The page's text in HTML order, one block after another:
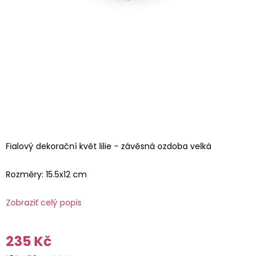
Fialový dekorační květ lilie - závěsná ozdoba velká
Rozměry: 15.5x12 cm
Zobraziť celý popis
235 Kč